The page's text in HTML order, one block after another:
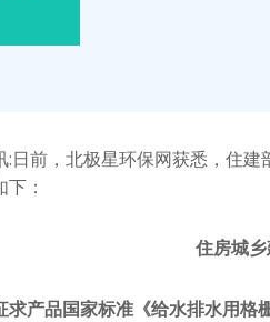
:日前，北极星环保网获悉，住
：
住房城
求产品国家标准《给水排水用格